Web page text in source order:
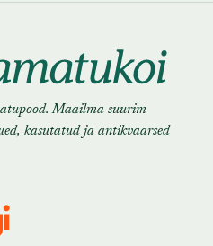
Maailma suurim
kasutatud ja antikvaarsed